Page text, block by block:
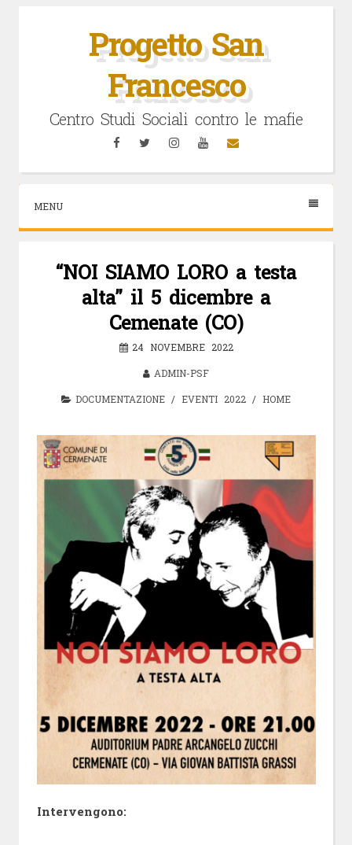
Progetto San
Francesco
Centro Studi Sociali contro le mafie
FacebookTwitterInstagramYouTubeEmail
MENU
“NOI SIAMO LORO a testa
alta” il 5 dicembre a
Cemenate (CO)
24 NOVEMBRE 2022
ADMIN-PSF
DOCUMENTAZIONE / EVENTI 2022 / HOME
Intervengono: